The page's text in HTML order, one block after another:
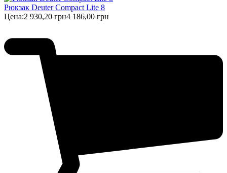
Рюкзак Deuter Compact Lite 8
Цена:2 930,20 грн4 186,00 грн